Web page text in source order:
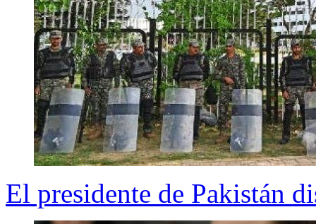
El presidente de Pakistán